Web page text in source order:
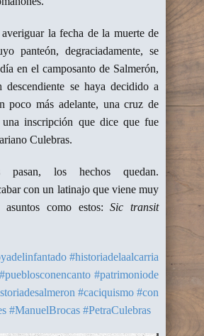
la fecha de la muerte de
panteón, degraciadamente, se
en el camposanto de Salmerón,
descendiente se haya decidido a
poco más adelante, una cruz de
una inscripción que dice que fue
Culebras.
pasan, los hechos quedan.
con un latinajo que viene muy
asuntos como estos:Sic transit
#historiadelaalcarria
#pueblosconencanto #patrimoniode
#caciquismo #con
#ManuelBrocas #PetraCulebras